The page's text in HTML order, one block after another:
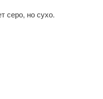
серо, но сухо.